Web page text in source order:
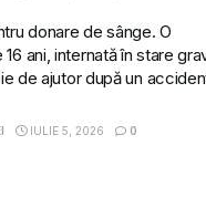
donare de sânge. O
ani, internată în stare
de ajutor după un
IULIE 5, 2026 0